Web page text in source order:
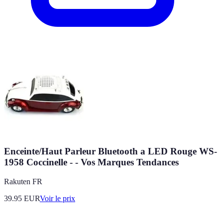
Enceinte/Haut Parleur Bluetooth a LED Rouge WS-
1958 Coccinelle - - Vos Marques Tendances
Rakuten FR
39.95 EURVoir le prix